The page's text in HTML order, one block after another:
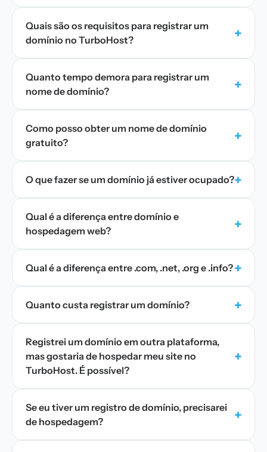
Quais são os requisitos para registrar um
domínio no TurboHost?
+
Quanto tempo demora para registrar um
nome de domínio?
+
Como posso obter um nome de domínio
gratuito?
+
O que fazer se um domínio já estiver ocupado?+
Qual é a diferença entre domínio e
hospedagem web?
+
Qual é a diferença entre .com, .net, .org e .info?+
Quanto custa registrar um domínio? +
Registrei um domínio em outra plataforma,
mas gostaria de hospedar meu site no
TurboHost. É possível?
+
Se eu tiver um registro de domínio, precisarei
de hospedagem?
+